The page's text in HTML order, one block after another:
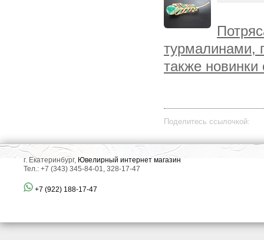
турмалинами,
также
Поделитесь ссылочкой:
г. Екатеринбург, Ювелирный интернет магазин
Тел.: +7 (343) 345-84-01, 328-17-47
+7 (922) 188-17-47